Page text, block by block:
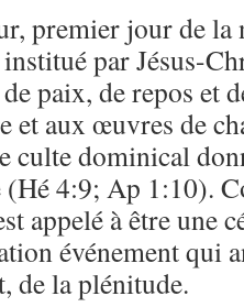
premier jour de la
par Jésus-
paix, de repos et
et aux œuvres de
culte dominical
(Hé 4:9; Ap 1:10).
appelé à être une
événement qui
de la plénitude.